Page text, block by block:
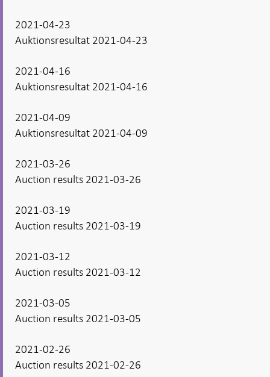
2021-04-23
Auktionsresultat 2021-04-23
2021-04-16
Auktionsresultat 2021-04-16
2021-04-09
Auktionsresultat 2021-04-09
2021-03-26
Auction results 2021-03-26
2021-03-19
Auction results 2021-03-19
2021-03-12
Auction results 2021-03-12
2021-03-05
Auction results 2021-03-05
2021-02-26
Auction results 2021-02-26